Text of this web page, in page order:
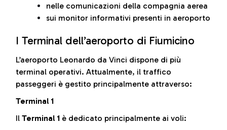
nelle comunicazioni della compagnia aerea
sui monitor informativi presenti in aeroporto
I Terminal dell’aeroporto di Fiumicino
L’aeroporto Leonardo da Vinci dispone di più
terminal operativi. Attualmente, il traffico
passeggeri è gestito principalmente attraverso:
Terminal 1
Il Terminal 1 è dedicato principalmente ai voli: